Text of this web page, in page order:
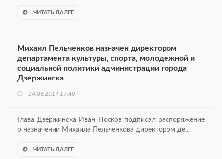
ЧИТАТЬ ДАЛЕЕ
Михаил Пельченков назначен директором
департамента культуры, спорта, молодежной и
социальной политики администрации города
Дзержинска
24.06.2019 17:40
Глава Дзержинска Иван Носков подписал распоряжение
о назначении Михаила Пельченкова директором де...
ЧИТАТЬ ДАЛЕЕ